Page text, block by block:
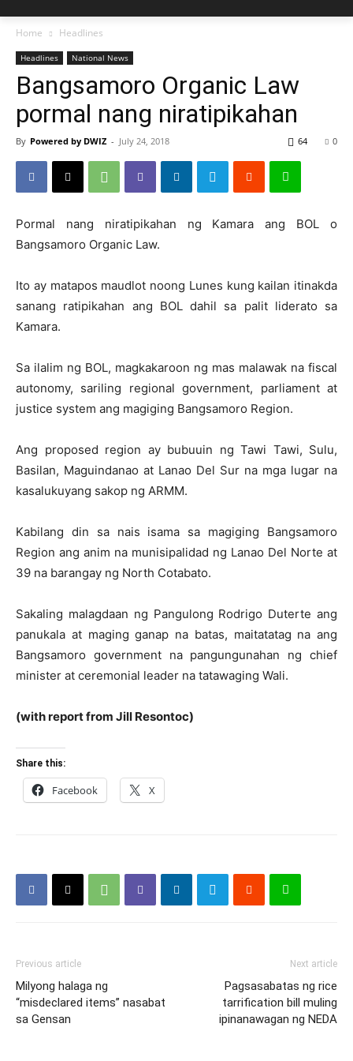
Home Headlines
Headlines National News
Bangsamoro Organic Law
pormal nang niratipikahan
By Powered by DWIZ - July 24, 2018 0
64
Pormal nang niratipikahan ng Kamara ang BOL o
Bangsamoro Organic Law.
Ito ay matapos maudlot noong Lunes kung kailan itinakda
sanang ratipikahan ang BOL dahil sa palit liderato sa
Kamara.
Sa ilalim ng BOL, magkakaroon ng mas malawak na fiscal
autonomy, sariling regional government, parliament at
justice system ang magiging Bangsamoro Region.
Ang proposed region ay bubuuin ng Tawi Tawi, Sulu,
Basilan, Maguindanao at Lanao Del Sur na mga lugar na
kasalukuyang sakop ng ARMM.
Kabilang din sa nais isama sa magiging Bangsamoro
Region ang anim na munisipalidad ng Lanao Del Norte at
39 na barangay ng North Cotabato.
Sakaling malagdaan ng Pangulong Rodrigo Duterte ang
panukala at maging ganap na batas, maitatatag na ang
Bangsamoro government na pangungunahan ng chief
minister at ceremonial leader na tatawaging Wali.
(with report from Jill Resontoc)
Share this:
Facebook X
Previous article
Milyong halaga ng
“misdeclared items” nasabat
sa Gensan
Next article
Pagsasabatas ng rice
tarrification bill muling
ipinanawagan ng NEDA